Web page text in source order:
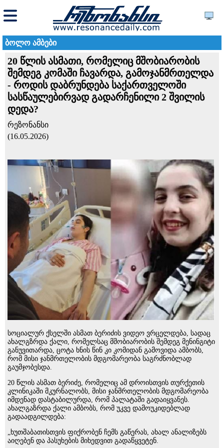
ბოლო ამბები
20 წლის ასმათი, რომელიც მშობიარობის
შემდეგ კომაში ჩავარდა, გამოჯანმრთელდა
- როდის დაბრუნდება საქართველოში
სასწაულებირვად გადარჩენილი 2 შვილის
დედა?
რეზონანსი
(16.05.2026)
სოციალურ ქსელში ასმათ ბერიძის ვიდეო ვრცელდება, სადაც
ახალგზრდა ქალი, რომელსაც მშობიარობის შემდეგ მენინგიტი
განუვითარდა, ცოტა ხნის წინ კი კომიდან გამოვიდა ამბობს,
რომ მისი ჯანმრთელობის მდგომარეობა საგრძნობლად
გაუმჯობესდა.
20 წლის ასმათ ბერიძე, რომელიც ამ დროისთვის თურქეთის
კლინიკაში მკურნალობს, მისი ჯანმრთელობის მდგომარეობა
იმდენად დასტაბილურდა, რომ პალატაში გადაიყვანეს.
ახალგაზრდა ქალი ამბობს, რომ უკვე დამოუკიდებლად
გადაადგილდება:
„ხუთშაბათისთვის ფიქრობენ ჩემს გაწერას, ახალ ანალიზებს
აიღებენ და პასუხების მიხედვით გადაწყვეტენ.